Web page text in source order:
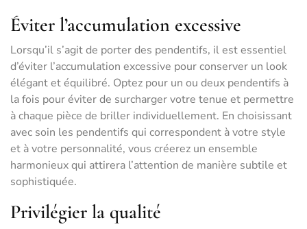
Éviter l’accumulation excessive
Lorsqu’il s’agit de porter des pendentifs, il est essentiel
d’éviter l’accumulation excessive pour conserver un look
élégant et équilibré. Optez pour un ou deux pendentifs à
la fois pour éviter de surcharger votre tenue et permettre
à chaque pièce de briller individuellement. En choisissant
avec soin les pendentifs qui correspondent à votre style
et à votre personnalité, vous créerez un ensemble
harmonieux qui attirera l’attention de manière subtile et
sophistiquée.
Privilégier la qualité